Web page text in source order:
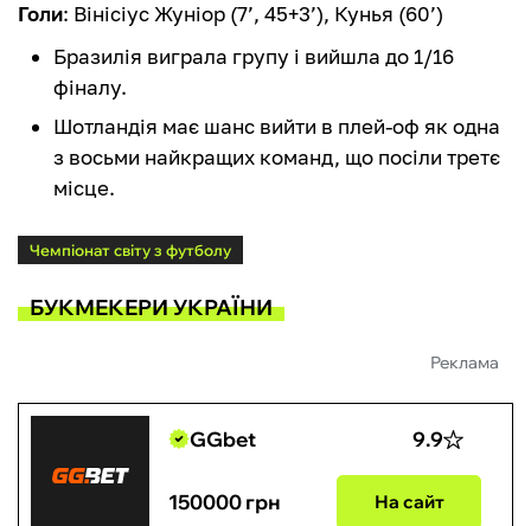
Голи: Вінісіус Жуніор (7’, 45+3’), Кунья (60’)
Бразилія виграла групу і вийшла до 1/16
фіналу.
Шотландія має шанс вийти в плей-оф як одна
з восьми найкращих команд, що посіли третє
місце.
Чемпіонат світу з футболу
БУКМЕКЕРИ УКРАЇНИ
Реклама
GGbet 9.9
150000 грн На сайт